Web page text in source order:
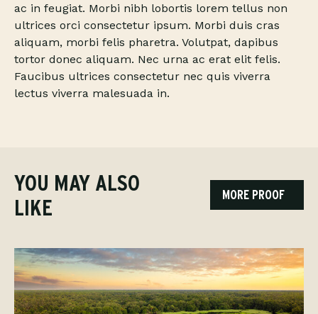
ac in feugiat. Morbi nibh lobortis lorem tellus non
ultrices orci consectetur ipsum. Morbi duis cras
aliquam, morbi felis pharetra. Volutpat, dapibus
tortor donec aliquam. Nec urna ac erat elit felis.
Faucibus ultrices consectetur nec quis viverra
lectus viverra malesuada in.
YOU MAY ALSO
LIKE
MORE PROOF